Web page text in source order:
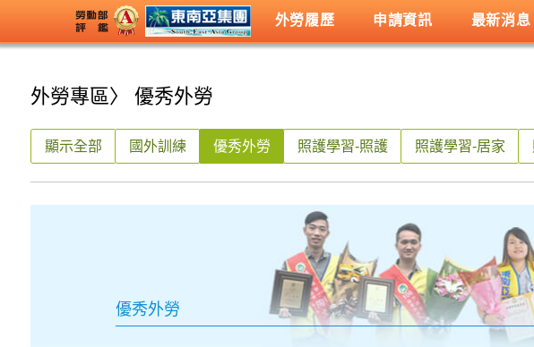
外勞履歷 申請資訊 最新消息
外勞專區〉 優秀外勞
顯示全部 國外訓練 優秀外勞 照護學習-照護 照護學習-居家
優秀外勞